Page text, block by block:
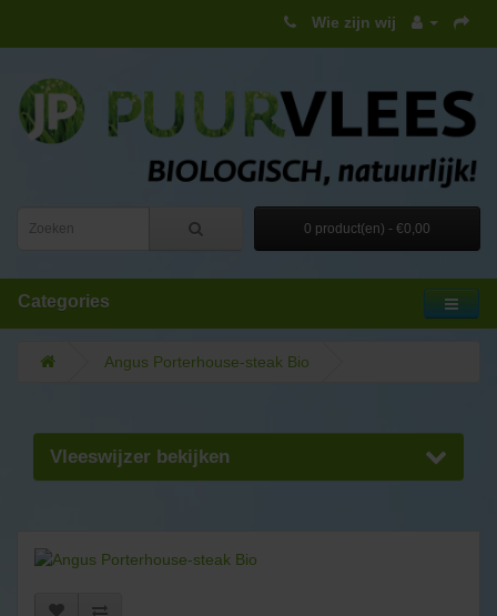
Wie zijn wij
0 product(en) - €0,00
Categories
Angus Porterhouse-steak Bio
Vleeswijzer bekijken